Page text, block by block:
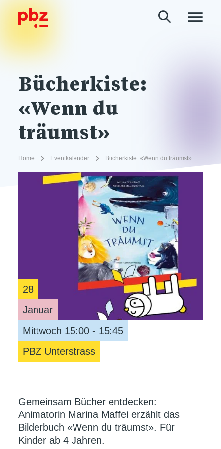
Bücherkiste:
«Wenn du
träumst»
Home Eventkalender Bücherkiste: «Wenn du träumst»
28
Januar
Mittwoch 15:00 - 15:45
PBZ Unterstrass
Gemeinsam Bücher entdecken:
Animatorin Marina Maffei erzählt das
Bilderbuch «Wenn du träumst». Für
Kinder ab 4 Jahren.